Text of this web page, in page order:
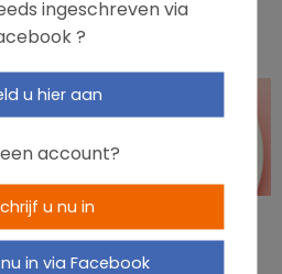
gewichtsverlies. Veilig? Efficiënt?
impact?
ingeschreven via
?
u hier aan
account?
u nu in
in via Facebook